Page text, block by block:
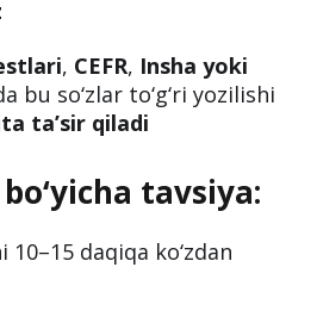
, CEFR, Insha yoki
bu so‘zlar to‘g‘ri yozilishi
ta’sir qiladi
tavsiya:
10–15 daqiqa ko‘zdan